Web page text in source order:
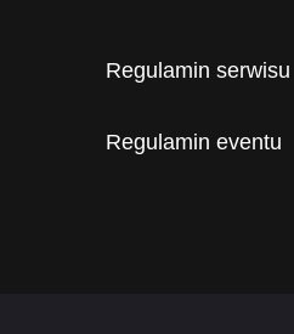
Regulamin serwisu
Regulamin eventu